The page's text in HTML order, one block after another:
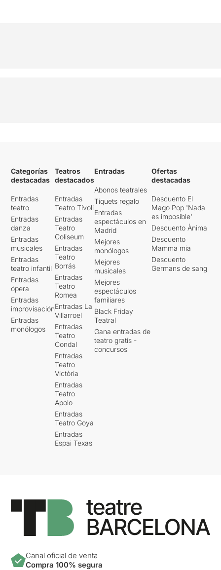
Categorías
destacadas
Entradas
teatro
Entradas
danza
Entradas
musicales
Entradas
teatro infantil
Entradas
ópera
Entradas
improvisación
Entradas
monólogos
Teatros
destacados
Entradas
Teatro Tívoli
Entradas
Teatro
Coliseum
Entradas
Teatro
Borrás
Entradas
Teatro
Romea
Entradas La
Villarroel
Entradas
Teatro
Condal
Entradas
Teatro
Victòria
Entradas
Teatro
Apolo
Entradas
Teatro Goya
Entradas
Espai Texas
Entradas
Abonos teatrales
Tiquets regalo
Entradas
espectáculos en
Madrid
Mejores
monólogos
Mejores
musicales
Mejores
espectáculos
familiares
Black Friday
Teatral
Gana entradas de
teatro gratis -
concursos
Ofertas
destacadas
Descuento El
Mago Pop 'Nada
es imposible'
Descuento Ànima
Descuento
Mamma mia
Descuento
Germans de sang
Canal oficial de venta
Compra 100% segura